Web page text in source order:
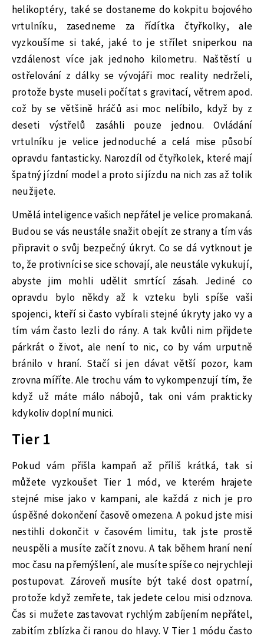
helikoptéry, také se dostaneme do kokpitu bojového
vrtulníku, zasedneme za řídítka čtyřkolky, ale
vyzkoušíme si také, jaké to je střílet sniperkou na
vzdálenost více jak jednoho kilometru. Naštěstí u
ostřelování z dálky se vývojáři moc reality nedrželi,
protože byste museli počítat s gravitací, větrem apod.
což by se většině hráčů asi moc nelíbilo, když by z
deseti výstřelů zasáhli pouze jednou. Ovládání
vrtulníku je velice jednoduché a celá mise působí
opravdu fantasticky. Narozdíl od čtyřkolek, které mají
špatný jízdní model a proto si jízdu na nich zas až tolik
neužijete.
Umělá inteligence vašich nepřátel je velice promakaná.
Budou se vás neustále snažit obejít ze strany a tím vás
připravit o svůj bezpečný úkryt. Co se dá vytknout je
to, že protivníci se sice schovají, ale neustále vykukují,
abyste jim mohli udělit smrtící zásah. Jediné co
opravdu bylo někdy až k vzteku byli spíše vaši
spojenci, kteří si často vybírali stejné úkryty jako vy a
tím vám často lezli do rány. A tak kvůli nim přijdete
párkrát o život, ale není to nic, co by vám urputně
bránilo v hraní. Stačí si jen dávat větší pozor, kam
zrovna míříte. Ale trochu vám to vykompenzují tím, že
když už máte málo nábojů, tak oni vám prakticky
kdykoliv doplní munici.
Tier 1
Pokud vám přišla kampaň až příliš krátká, tak si
můžete vyzkoušet Tier 1 mód, ve kterém hrajete
stejné mise jako v kampani, ale každá z nich je pro
úspěšné dokončení časově omezena. A pokud jste misi
nestihli dokončit v časovém limitu, tak jste prostě
neuspěli a musíte začít znovu. A tak během hraní není
moc času na přemýšlení, ale musíte spíše co nejrychleji
postupovat. Zároveň musíte být také dost opatrní,
protože když zemřete, tak jedete celou misi odznova.
Čas si mužete zastavovat rychlým zabíjením nepřátel,
zabitím zblízka či ranou do hlavy. V Tier 1 módu často